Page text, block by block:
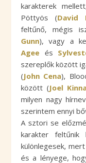
karakterek
Pöttyös (David
feltűnő, mégis
Gunn), vagy a
Agee és
szereplők között
(John Cena),
között (Joel
milyen nagy
szerintem ennyi
A sztori se
karakter
különlegesek,
és a lényege,